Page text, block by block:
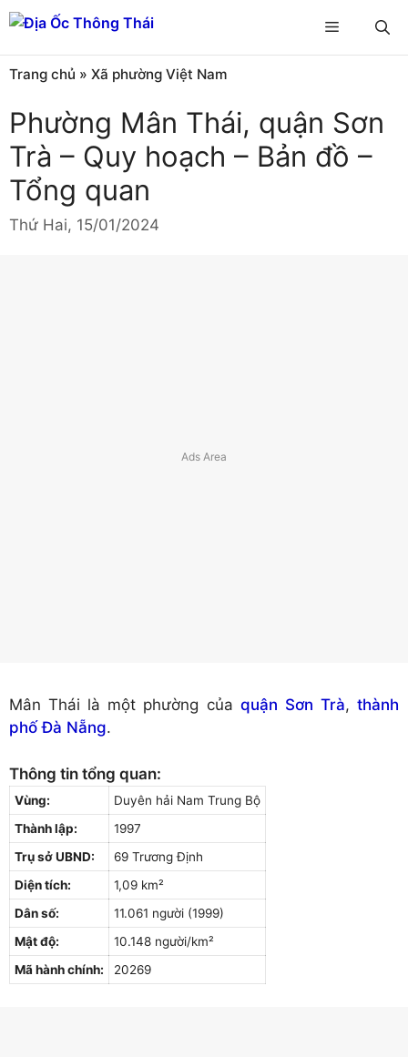
Chuyển
đến
nội
dung
Menu
Trang chủ » Xã phường Việt Nam
Phường Mân Thái, quận Sơn
Trà – Quy hoạch – Bản đồ –
Tổng quan
Thứ Hai, 15/01/2024
Mân Thái là một phường của quận Sơn Trà,thành
phố Đà Nẵng.
Thông tin tổng quan:
Vùng:
Duyên hải Nam Trung Bộ
Thành lập:
1997
Trụ sở UBND:
69 Trương Định
Diện tích:
1,09 km²
Dân số:
11.061 người (1999)
Mật độ:
10.148 người/km²
Mã hành chính:
20269